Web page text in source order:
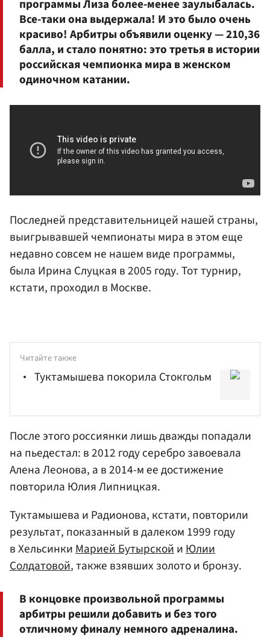
программы Лиза более-менее заулыбалась.
Все-таки она выдержала! И это было очень
красиво! Арбитры объявили оценку — 210,36
балла, и стало понятно: это третья в истории
российская чемпионка мира в женском
одиночном катании.
Последней представительницей нашей страны,
выигрывавшей чемпионаты мира в этом еще
недавно совсем не нашем виде программы,
была Ирина Слуцкая в 2005 году. Тот турнир,
кстати, проходил в Москве.
Читайте также
Туктамышева покорила Стокгольм
После этого россиянки лишь дважды попадали
на пьедестал: в 2012 году серебро завоевала
Алена Леонова, а в 2014-м ее достижение
повторила Юлия Липницкая.
Туктамышева и Радионова, кстати, повторили
результат, показанный в далеком 1999 году
в ХельсинкиМарией БутырскойиЮлии
Солдатовой, также взявших золото и бронзу.
В концовке произвольной программы
арбитры решили добавить и без того
отличному финалу немного адреналина.